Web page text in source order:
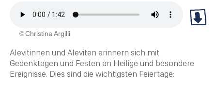
Christina Argilli
Alevitinnen und Aleviten erinnern sich mit
Gedenktagen und Festen an Heilige und besondere
Ereignisse. Dies sind die wichtigsten Feiertage: